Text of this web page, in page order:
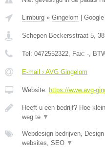
Limburg » Gingelom
Schepen Beckersstraat 5,
Tel: 0472552322, Fax: -,
E-mail › AVG Gingelom
Website: https://www.avg-
Heeft u een bedrijf? Hoe
weg te ▼
Webdesign bedrijven,
websites, SEO ▼